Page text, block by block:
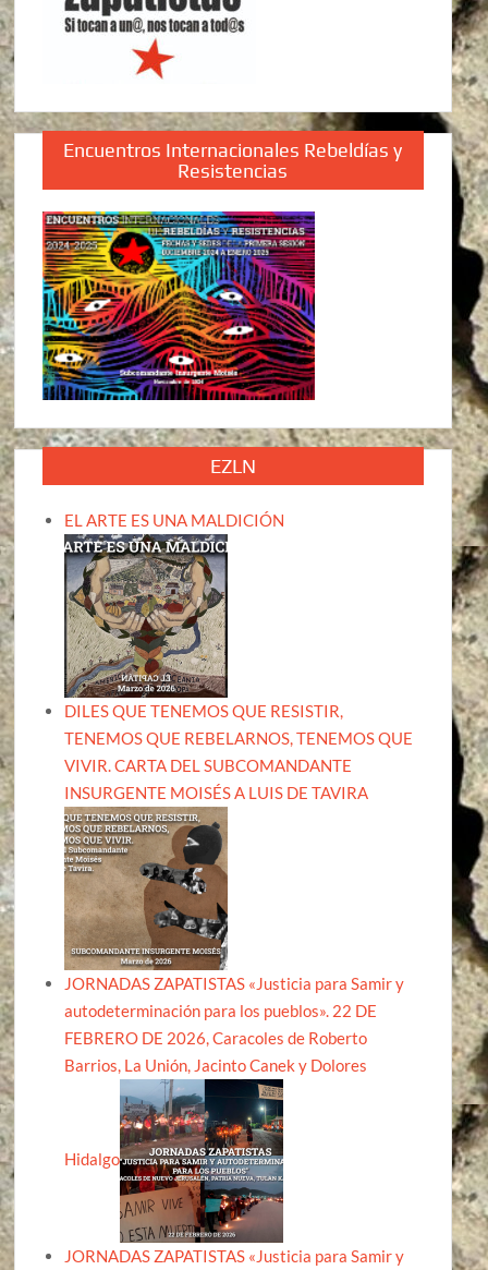
Encuentros Internacionales Rebeldías y
Resistencias
EZLN
EL ARTE ES UNA MALDICIÓN
DILES QUE TENEMOS QUE RESISTIR,
TENEMOS QUE REBELARNOS, TENEMOS QUE
VIVIR. CARTA DEL SUBCOMANDANTE
INSURGENTE MOISÉS A LUIS DE TAVIRA
JORNADAS ZAPATISTAS «Justicia para Samir y
autodeterminación para los pueblos». 22 DE
FEBRERO DE 2026, Caracoles de Roberto
Barrios, La Unión, Jacinto Canek y Dolores
Hidalgo
JORNADAS ZAPATISTAS «Justicia para Samir y